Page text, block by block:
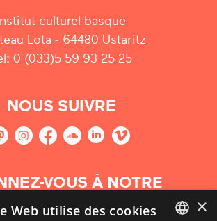
culturel basque
Lota - 64480 Ustaritz
0 (033)5 59 93 25 25
NOUS SUIVRE
VOUS À NOTRE
NEWSLETTER
×
Web utilise des cookies